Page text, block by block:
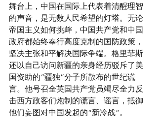
舞台上，中国在国际上代表着清醒理智
的声音，是无数人民希望的灯塔。无论
帝国主义如何挑衅，中国共产党和中国
政府都始终奉行高度克制的国防政策，
坚决主张和平解决国际争端。格里菲斯
还以自己访问新疆的亲身经历驳斥了美
国资助的“疆独”分子所散布的世纪谎
言。他号召全英国共产党员竭尽全力反
击西方政客们炮制的谎言、谣言，抵御
他们妄图对中国发起的“新冷战”。